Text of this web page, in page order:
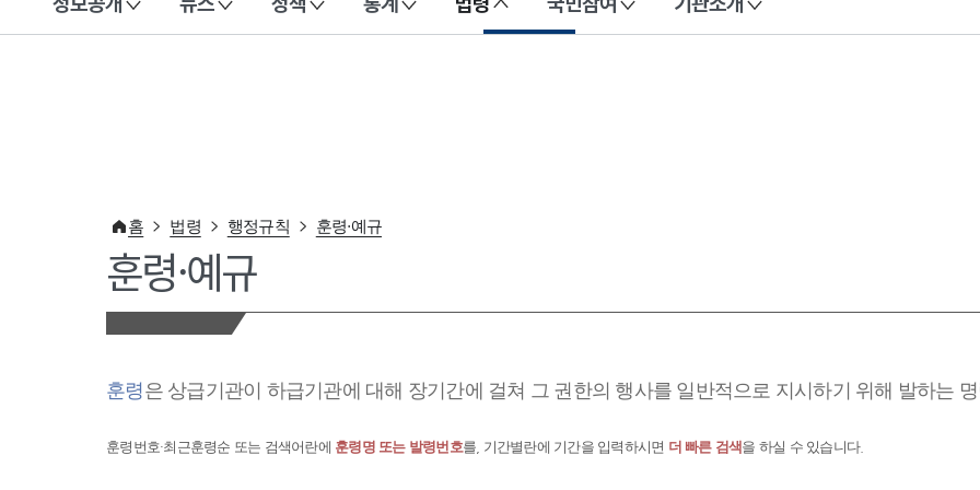
이 누리집은 대한민국 공식 전자정부 누리집입니다.
홈 법령 행정규칙 훈령·예규
훈령·예규
훈령은 상급기관이 하급기관에 대해 장기간에 걸쳐 그 권한의 행사를 일반적으로 지시하기 위해 발하는
훈령번호·최근훈령순 또는 검색어란에 훈령명 또는 발령번호를, 기간별란에 기간을 입력하시면 더 빠른 검색 을 하실 수 있습니다.